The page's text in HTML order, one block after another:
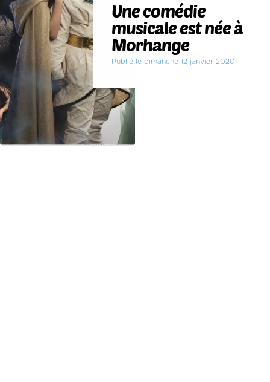
Une comédie
musicale est née à
Morhange
Publié le dimanche 12 janvier 2020